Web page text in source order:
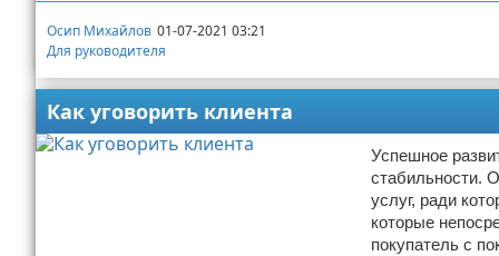
Осип Михайлов 01-07-2021 03:21
Для руководителя
Как уговорить клиента
Успешное
стабильности.
услуг, ради
которые
покупатель с